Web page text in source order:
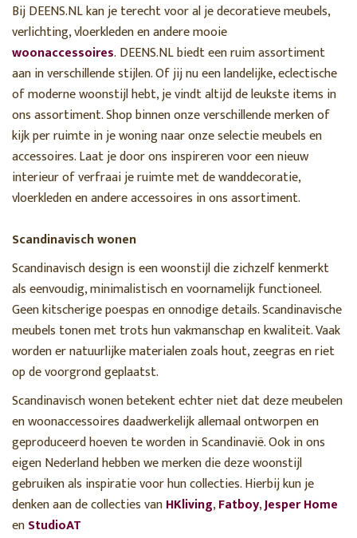
Bij DEENS.NL kan je terecht voor al je decoratieve meubels,
verlichting, vloerkleden en andere mooie
woonaccessoires. DEENS.NL biedt een ruim assortiment
aan in verschillende stijlen. Of jij nu een landelijke, eclectische
of moderne woonstijl hebt, je vindt altijd de leukste items in
ons assortiment. Shop binnen onze verschillende merken of
kijk per ruimte in je woning naar onze selectie meubels en
accessoires. Laat je door ons inspireren voor een nieuw
interieur of verfraai je ruimte met de wanddecoratie,
vloerkleden en andere accessoires in ons assortiment.
Scandinavisch wonen
Scandinavisch design is een woonstijl die zichzelf kenmerkt
als eenvoudig, minimalistisch en voornamelijk functioneel.
Geen kitscherige poespas en onnodige details. Scandinavische
meubels tonen met trots hun vakmanschap en kwaliteit. Vaak
worden er natuurlijke materialen zoals hout, zeegras en riet
op de voorgrond geplaatst.
Scandinavisch wonen betekent echter niet dat deze meubelen
en woonaccessoires daadwerkelijk allemaal ontworpen en
geproduceerd hoeven te worden in Scandinavië. Ook in ons
eigen Nederland hebben we merken die deze woonstijl
gebruiken als inspiratie voor hun collecties. Hierbij kun je
denken aan de collecties vanHKliving,Fatboy,Jesper Home
enStudioAT